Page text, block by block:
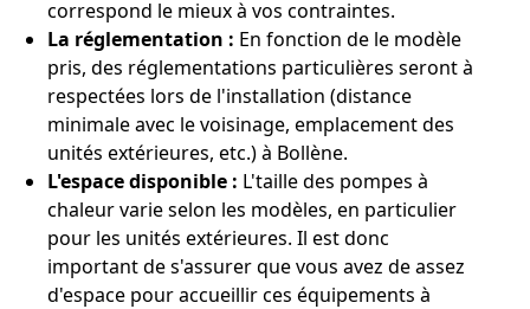
correspond le mieux à vos contraintes.
La réglementation : En fonction de le modèle
pris, des réglementations particulières seront à
respectées lors de l'installation (distance
minimale avec le voisinage, emplacement des
unités extérieures, etc.) à Bollène.
L'espace disponible : L'taille des pompes à
chaleur varie selon les modèles, en particulier
pour les unités extérieures. Il est donc
important de s'assurer que vous avez de assez
d'espace pour accueillir ces équipements à